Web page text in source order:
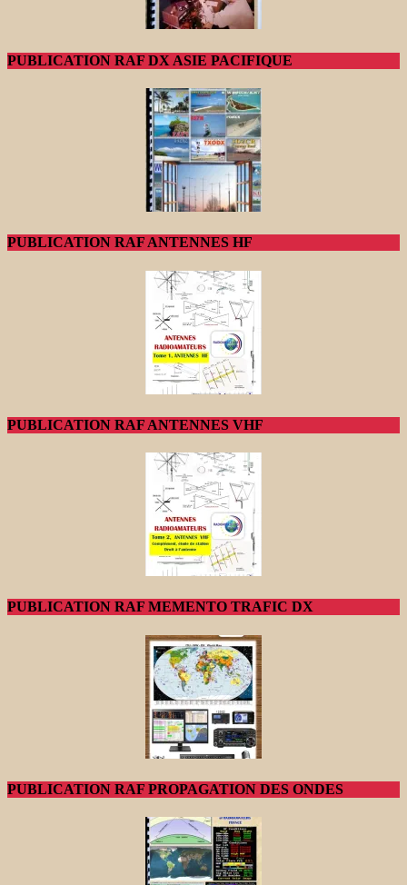
PUBLICATION RAF DX ASIE PACIFIQUE
PUBLICATION RAF ANTENNES HF
PUBLICATION RAF ANTENNES VHF
PUBLICATION RAF MEMENTO TRAFIC DX
PUBLICATION RAF PROPAGATION DES ONDES